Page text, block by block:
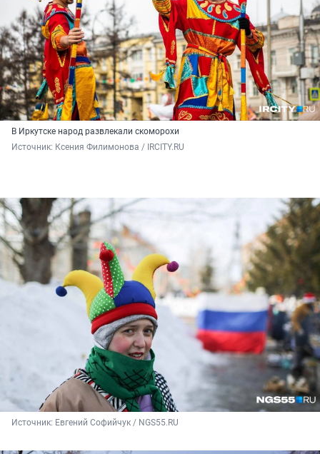
В Иркутске народ развлекали скоморохи
Источник: Ксения Филимонова / IRCITY.RU
Источник: Евгений Софийчук / NGS55.RU